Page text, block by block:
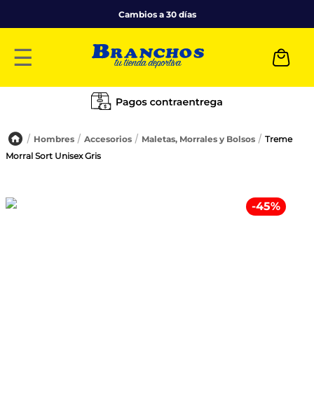
Cambios a 30 días
☰
Hombres Accesorios Maletas, Morrales y Bolsos
Treme
Morral Sort Unisex Gris
-45%